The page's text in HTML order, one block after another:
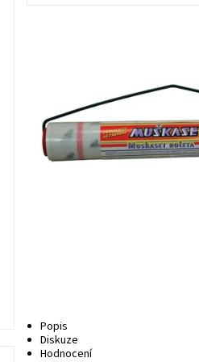
Popis
Diskuze
Hodnocení